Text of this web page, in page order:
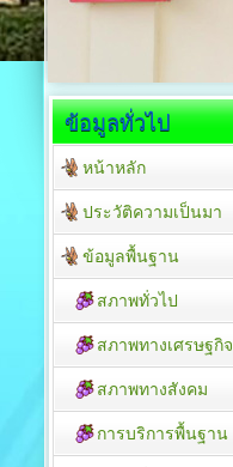
ข้อมูลทั่วไป
หน้าหลัก
ประวัติความเป็นมา
ข้อมูลพื้นฐาน
สภาพทั่วไป
สภาพทางเศรษฐกิจ
สภาพทางสังคม
การบริการพื้นฐาน